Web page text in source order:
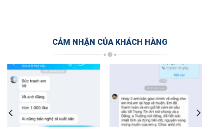
CẢM NHẬN CỦA KHÁCH HÀNG